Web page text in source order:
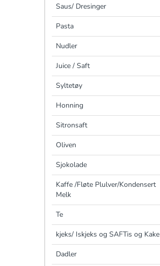
Saus/ Dresinger
Pasta
Nudler
Juice / Saft
Syltetøy
Honning
Sitronsaft
Oliven
Sjokolade
Kaffe /Fløte Plulver/Kondensert
Melk
Te
kjeks/ Iskjeks og SAFTis og Kake
Dadler